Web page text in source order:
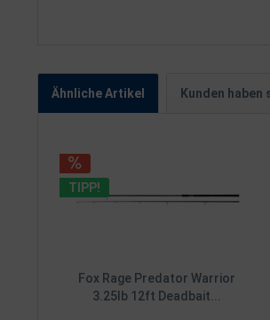
Ähnliche Artikel Kunden
TIPP!
Fox Rage Predator Warrior
3.25lb 12ft Deadbait...